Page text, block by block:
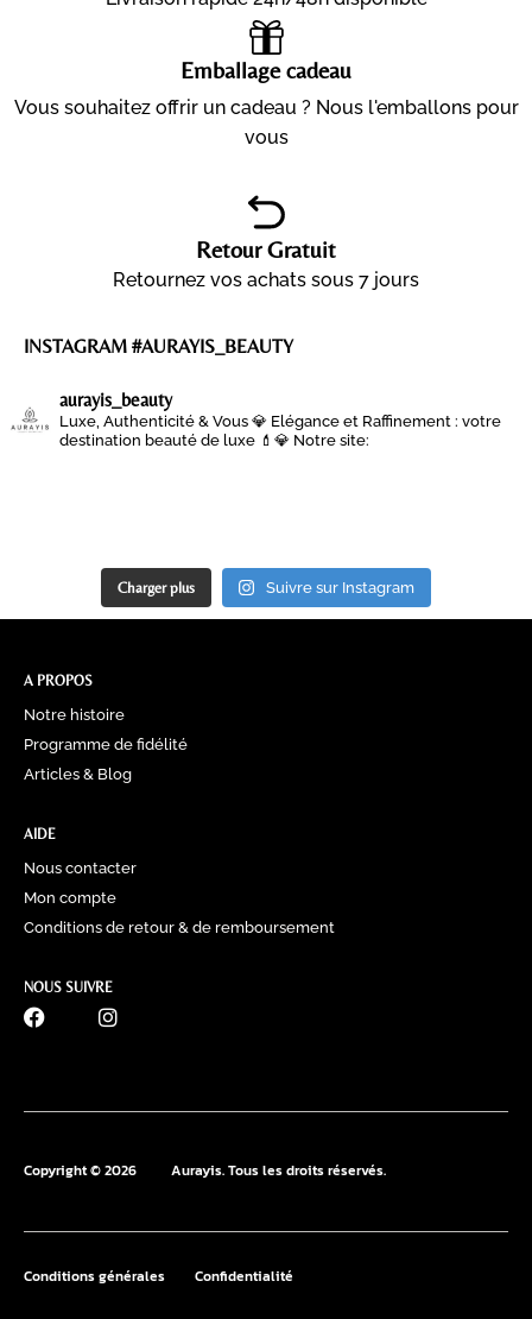
Emballage cadeau
Vous souhaitez offrir un cadeau ? Nous l'emballons pour
vous
Retour Gratuit
Retournez vos achats sous 7 jours
INSTAGRAM #AURAYIS_BEAUTY
aurayis_beauty
Luxe, Authenticité & Vous 💎 Elégance et Raffinement : votre
destination beauté de luxe 💄💎 Notre site:
Charger plus Suivre sur Instagram
A PROPOS
Notre histoire
Programme de fidélité
Articles & Blog
AIDE
Nous contacter
Mon compte
Conditions de retour & de remboursement
NOUS SUIVRE
Copyright © 2026 Aurayis. Tous les droits réservés.
Conditions générales Confidentialité